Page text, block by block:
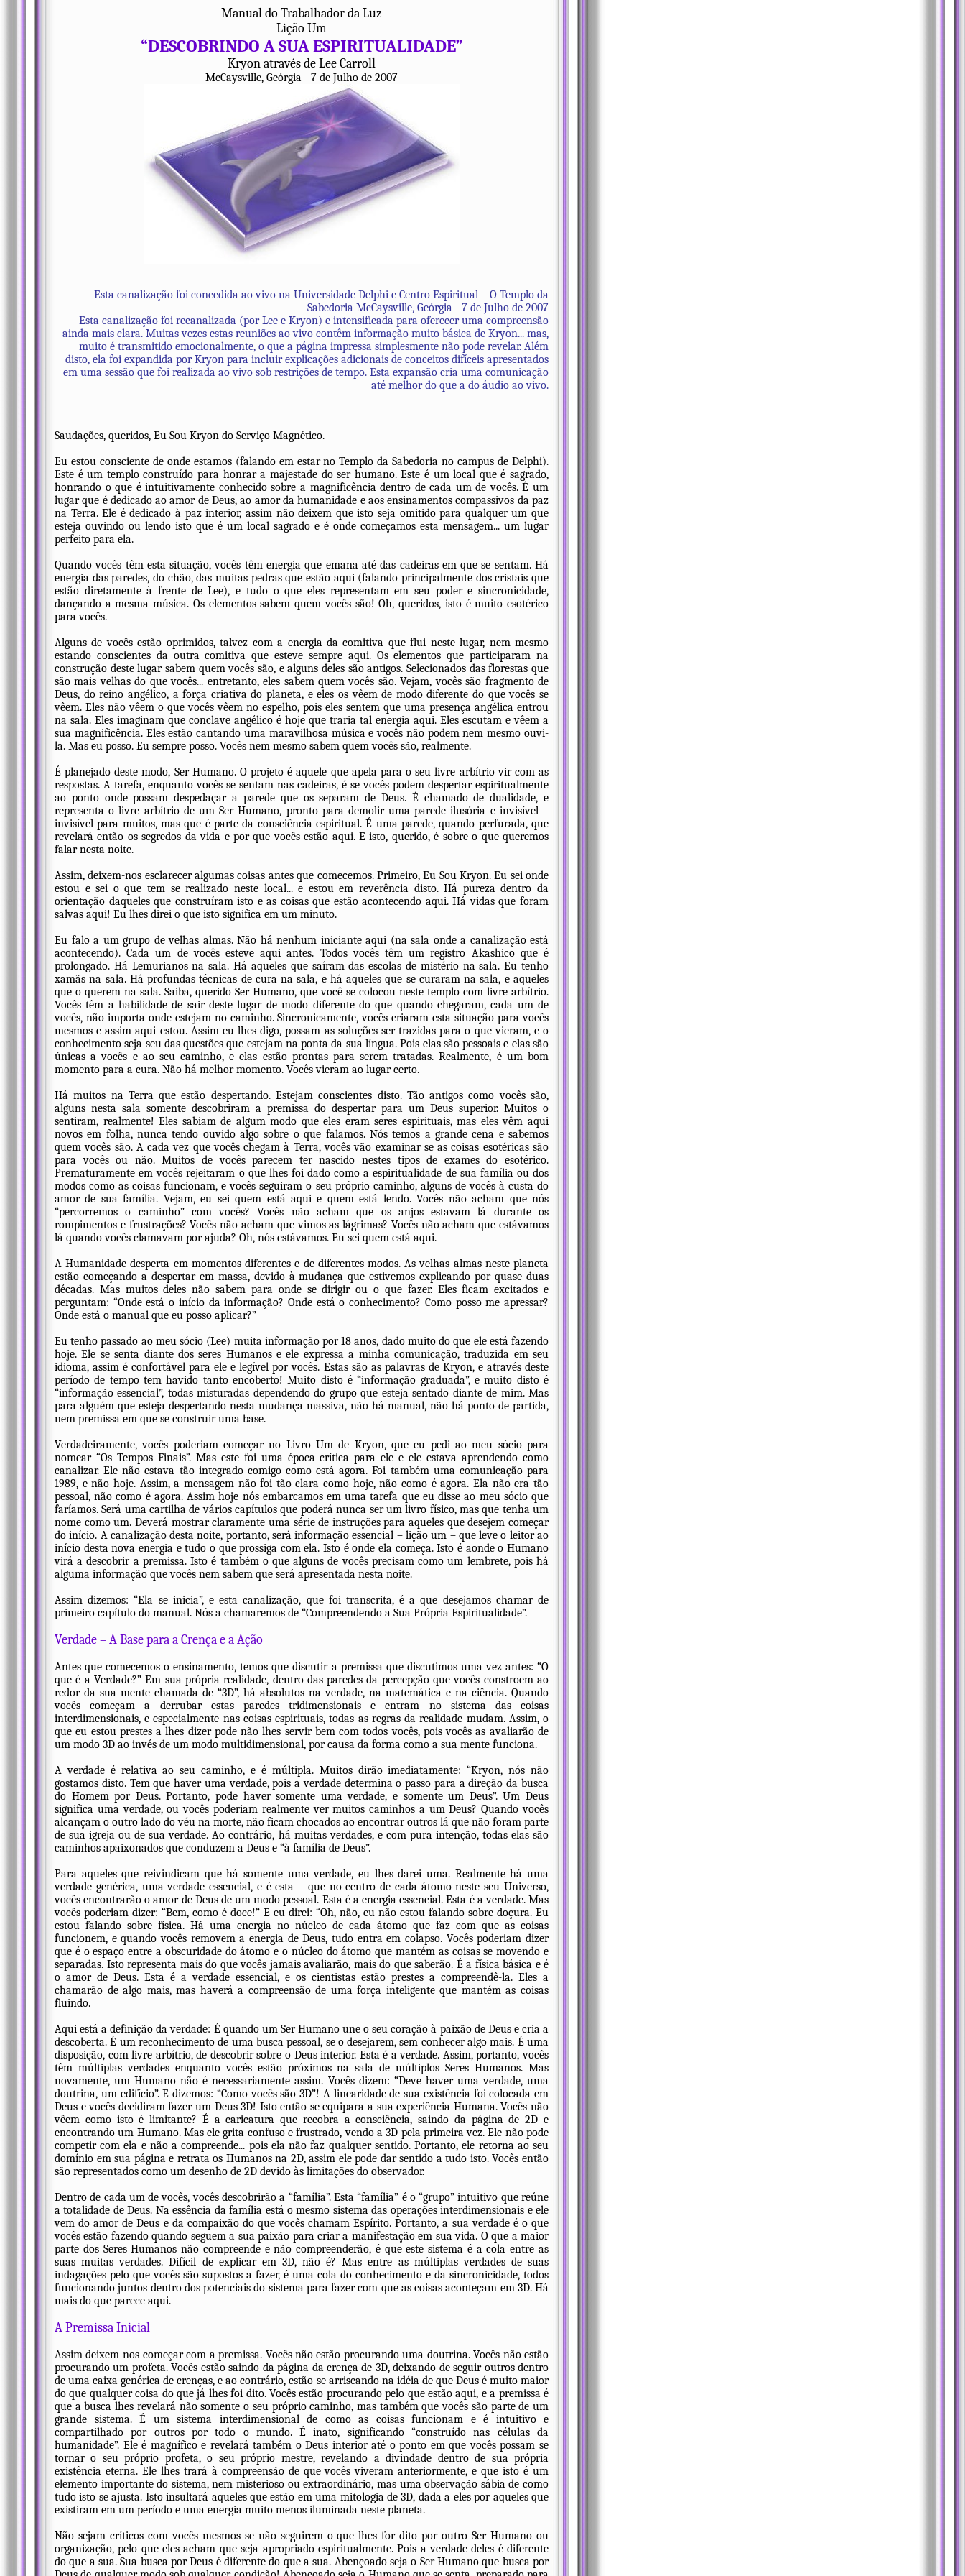
Manual do Trabalhador da Luz
Lição Um
“DESCOBRINDO A SUA ESPIRITUALIDADE”
Kryon através de Lee Carroll
McCaysville, Geórgia - 7 de Julho de 2007
Esta canalização foi concedida ao vivo na Universidade Delphi e Centro Espiritual – O Templo da
Sabedoria McCaysville, Geórgia - 7 de Julho de 2007
Esta canalização foi recanalizada (por Lee e Kryon) e intensificada para oferecer uma compreensão
ainda mais clara. Muitas vezes estas reuniões ao vivo contêm informação muito básica de Kryon... mas,
muito é transmitido emocionalmente, o que a página impressa simplesmente não pode revelar. Além
disto, ela foi expandida por Kryon para incluir explicações adicionais de conceitos difíceis apresentados
em uma sessão que foi realizada ao vivo sob restrições de tempo. Esta expansão cria uma comunicação
até melhor do que a do áudio ao vivo.
Saudações, queridos, Eu Sou Kryon do Serviço Magnético.
Eu estou consciente de onde estamos (falando em estar no Templo da Sabedoria no campus de Delphi).
Este é um templo construído para honrar a majestade do ser humano. Este é um local que é sagrado,
honrando o que é intuitivamente conhecido sobre a magnificência dentro de cada um de vocês. É um
lugar que é dedicado ao amor de Deus, ao amor da humanidade e aos ensinamentos compassivos da paz
na Terra. Ele é dedicado à paz interior, assim não deixem que isto seja omitido para qualquer um que
esteja ouvindo ou lendo isto que é um local sagrado e é onde começamos esta mensagem... um lugar
perfeito para ela.
Quando vocês têm esta situação, vocês têm energia que emana até das cadeiras em que se sentam. Há
energia das paredes, do chão, das muitas pedras que estão aqui (falando principalmente dos cristais que
estão diretamente à frente de Lee), e tudo o que eles representam em seu poder e sincronicidade,
dançando a mesma música. Os elementos sabem quem vocês são! Oh, queridos, isto é muito esotérico
para vocês.
Alguns de vocês estão oprimidos, talvez com a energia da comitiva que flui neste lugar, nem mesmo
estando conscientes da outra comitiva que esteve sempre aqui. Os elementos que participaram na
construção deste lugar sabem quem vocês são, e alguns deles são antigos. Selecionados das florestas que
são mais velhas do que vocês... entretanto, eles sabem quem vocês são. Vejam, vocês são fragmento de
Deus, do reino angélico, a força criativa do planeta, e eles os vêem de modo diferente do que vocês se
vêem. Eles não vêem o que vocês vêem no espelho, pois eles sentem que uma presença angélica entrou
na sala. Eles imaginam que conclave angélico é hoje que traria tal energia aqui. Eles escutam e vêem a
sua magnificência. Eles estão cantando uma maravilhosa música e vocês não podem nem mesmo ouvi-
la. Mas eu posso. Eu sempre posso. Vocês nem mesmo sabem quem vocês são, realmente.
É planejado deste modo, Ser Humano. O projeto é aquele que apela para o seu livre arbítrio vir com as
respostas. A tarefa, enquanto vocês se sentam nas cadeiras, é se vocês podem despertar espiritualmente
ao ponto onde possam despedaçar a parede que os separam de Deus. É chamado de dualidade, e
representa o livre arbítrio de um Ser Humano, pronto para demolir uma parede ilusória e invisível –
invisível para muitos, mas que é parte da consciência espiritual. É uma parede, quando perfurada, que
revelará então os segredos da vida e por que vocês estão aqui. E isto, querido, é sobre o que queremos
falar nesta noite.
Assim, deixem-nos esclarecer algumas coisas antes que comecemos. Primeiro, Eu Sou Kryon. Eu sei onde
estou e sei o que tem se realizado neste local... e estou em reverência disto. Há pureza dentro da
orientação daqueles que construíram isto e as coisas que estão acontecendo aqui. Há vidas que foram
salvas aqui! Eu lhes direi o que isto significa em um minuto.
Eu falo a um grupo de velhas almas. Não há nenhum iniciante aqui (na sala onde a canalização está
acontecendo). Cada um de vocês esteve aqui antes. Todos vocês têm um registro Akashico que é
prolongado. Há Lemurianos na sala. Há aqueles que saíram das escolas de mistério na sala. Eu tenho
xamãs na sala. Há profundas técnicas de cura na sala, e há aqueles que se curaram na sala, e aqueles
que o querem na sala. Saiba, querido Ser Humano, que você se colocou neste templo com livre arbítrio.
Vocês têm a habilidade de sair deste lugar de modo diferente do que quando chegaram, cada um de
vocês, não importa onde estejam no caminho. Sincronicamente, vocês criaram esta situação para vocês
mesmos e assim aqui estou. Assim eu lhes digo, possam as soluções ser trazidas para o que vieram, e o
conhecimento seja seu das questões que estejam na ponta da sua língua. Pois elas são pessoais e elas são
únicas a vocês e ao seu caminho, e elas estão prontas para serem tratadas. Realmente, é um bom
momento para a cura. Não há melhor momento. Vocês vieram ao lugar certo.
Há muitos na Terra que estão despertando. Estejam conscientes disto. Tão antigos como vocês são,
alguns nesta sala somente descobriram a premissa do despertar para um Deus superior. Muitos o
sentiram, realmente! Eles sabiam de algum modo que eles eram seres espirituais, mas eles vêm aqui
novos em folha, nunca tendo ouvido algo sobre o que falamos. Nós temos a grande cena e sabemos
quem vocês são. A cada vez que vocês chegam à Terra, vocês vão examinar se as coisas esotéricas são
para vocês ou não. Muitos de vocês parecem ter nascido nestes tipos de exames do esotérico.
Prematuramente em vocês rejeitaram o que lhes foi dado como a espiritualidade de sua família ou dos
modos como as coisas funcionam, e vocês seguiram o seu próprio caminho, alguns de vocês à custa do
amor de sua família. Vejam, eu sei quem está aqui e quem está lendo. Vocês não acham que nós
“percorremos o caminho” com vocês? Vocês não acham que os anjos estavam lá durante os
rompimentos e frustrações? Vocês não acham que vimos as lágrimas? Vocês não acham que estávamos
lá quando vocês clamavam por ajuda? Oh, nós estávamos. Eu sei quem está aqui.
A Humanidade desperta em momentos diferentes e de diferentes modos. As velhas almas neste planeta
estão começando a despertar em massa, devido à mudança que estivemos explicando por quase duas
décadas. Mas muitos deles não sabem para onde se dirigir ou o que fazer. Eles ficam excitados e
perguntam: “Onde está o início da informação? Onde está o conhecimento? Como posso me apressar?
Onde está o manual que eu posso aplicar?”
Eu tenho passado ao meu sócio (Lee) muita informação por 18 anos, dado muito do que ele está fazendo
hoje. Ele se senta diante dos seres Humanos e ele expressa a minha comunicação, traduzida em seu
idioma, assim é confortável para ele e legível por vocês. Estas são as palavras de Kryon, e através deste
período de tempo tem havido tanto encoberto! Muito disto é “informação graduada”, e muito disto é
“informação essencial”, todas misturadas dependendo do grupo que esteja sentado diante de mim. Mas
para alguém que esteja despertando nesta mudança massiva, não há manual, não há ponto de partida,
nem premissa em que se construir uma base.
Verdadeiramente, vocês poderiam começar no Livro Um de Kryon, que eu pedi ao meu sócio para
nomear “Os Tempos Finais”. Mas este foi uma época crítica para ele e ele estava aprendendo como
canalizar. Ele não estava tão integrado comigo como está agora. Foi também uma comunicação para
1989, e não hoje. Assim, a mensagem não foi tão clara como hoje, não como é agora. Ela não era tão
pessoal, não como é agora. Assim hoje nós embarcamos em uma tarefa que eu disse ao meu sócio que
faríamos. Será uma cartilha de vários capítulos que poderá nunca ser um livro físico, mas que tenha um
nome como um. Deverá mostrar claramente uma série de instruções para aqueles que desejem começar
do início. A canalização desta noite, portanto, será informação essencial – lição um – que leve o leitor ao
início desta nova energia e tudo o que prossiga com ela. Isto é onde ela começa. Isto é aonde o Humano
virá a descobrir a premissa. Isto é também o que alguns de vocês precisam como um lembrete, pois há
alguma informação que vocês nem sabem que será apresentada nesta noite.
Assim dizemos: “Ela se inicia”, e esta canalização, que foi transcrita, é a que desejamos chamar de
primeiro capítulo do manual. Nós a chamaremos de “Compreendendo a Sua Própria Espiritualidade”.
Verdade – A Base para a Crença e a Ação
Antes que comecemos o ensinamento, temos que discutir a premissa que discutimos uma vez antes: “O
que é a Verdade?” Em sua própria realidade, dentro das paredes da percepção que vocês constroem ao
redor da sua mente chamada de “3D”, há absolutos na verdade, na matemática e na ciência. Quando
vocês começam a derrubar estas paredes tridimensionais e entram no sistema das coisas
interdimensionais, e especialmente nas coisas espirituais, todas as regras da realidade mudam. Assim, o
que eu estou prestes a lhes dizer pode não lhes servir bem com todos vocês, pois vocês as avaliarão de
um modo 3D ao invés de um modo multidimensional, por causa da forma como a sua mente funciona.
A verdade é relativa ao seu caminho, e é múltipla. Muitos dirão imediatamente: “Kryon, nós não
gostamos disto. Tem que haver uma verdade, pois a verdade determina o passo para a direção da busca
do Homem por Deus. Portanto, pode haver somente uma verdade, e somente um Deus”. Um Deus
significa uma verdade, ou vocês poderiam realmente ver muitos caminhos a um Deus? Quando vocês
alcançam o outro lado do véu na morte, não ficam chocados ao encontrar outros lá que não foram parte
de sua igreja ou de sua verdade. Ao contrário, há muitas verdades, e com pura intenção, todas elas são
caminhos apaixonados que conduzem a Deus e “à família de Deus”.
Para aqueles que reivindicam que há somente uma verdade, eu lhes darei uma. Realmente há uma
verdade genérica, uma verdade essencial, e é esta – que no centro de cada átomo neste seu Universo,
vocês encontrarão o amor de Deus de um modo pessoal. Esta é a energia essencial. Esta é a verdade. Mas
vocês poderiam dizer: “Bem, como é doce!” E eu direi: “Oh, não, eu não estou falando sobre doçura. Eu
estou falando sobre física. Há uma energia no núcleo de cada átomo que faz com que as coisas
funcionem, e quando vocês removem a energia de Deus, tudo entra em colapso. Vocês poderiam dizer
que é o espaço entre a obscuridade do átomo e o núcleo do átomo que mantém as coisas se movendo e
separadas. Isto representa mais do que vocês jamais avaliarão, mais do que saberão. É a física básica e é
o amor de Deus. Esta é a verdade essencial, e os cientistas estão prestes a compreendê-la. Eles a
chamarão de algo mais, mas haverá a compreensão de uma força inteligente que mantém as coisas
fluindo.
Aqui está a definição da verdade: É quando um Ser Humano une o seu coração à paixão de Deus e cria a
descoberta. É um reconhecimento de uma busca pessoal, se o desejarem, sem conhecer algo mais. É uma
disposição, com livre arbítrio, de descobrir sobre o Deus interior. Esta é a verdade. Assim, portanto, vocês
têm múltiplas verdades enquanto vocês estão próximos na sala de múltiplos Seres Humanos. Mas
novamente, um Humano não é necessariamente assim. Vocês dizem: “Deve haver uma verdade, uma
doutrina, um edifício”. E dizemos: “Como vocês são 3D”! A linearidade de sua existência foi colocada em
Deus e vocês decidiram fazer um Deus 3D! Isto então se equipara a sua experiência Humana. Vocês não
vêem como isto é limitante? É a caricatura que recobra a consciência, saindo da página de 2D e
encontrando um Humano. Mas ele grita confuso e frustrado, vendo a 3D pela primeira vez. Ele não pode
competir com ela e não a compreende... pois ela não faz qualquer sentido. Portanto, ele retorna ao seu
domínio em sua página e retrata os Humanos na 2D, assim ele pode dar sentido a tudo isto. Vocês então
são representados como um desenho de 2D devido às limitações do observador.
Dentro de cada um de vocês, vocês descobrirão a “família”. Esta “família” é o “grupo” intuitivo que reúne
a totalidade de Deus. Na essência da família está o mesmo sistema das operações interdimensionais e ele
vem do amor de Deus e da compaixão do que vocês chamam Espírito. Portanto, a sua verdade é o que
vocês estão fazendo quando seguem a sua paixão para criar a manifestação em sua vida. O que a maior
parte dos Seres Humanos não compreende e não compreenderão, é que este sistema é a cola entre as
suas muitas verdades. Difícil de explicar em 3D, não é? Mas entre as múltiplas verdades de suas
indagações pelo que vocês são supostos a fazer, é uma cola do conhecimento e da sincronicidade, todos
funcionando juntos dentro dos potenciais do sistema para fazer com que as coisas aconteçam em 3D. Há
mais do que parece aqui.
A Premissa Inicial
Assim deixem-nos começar com a premissa. Vocês não estão procurando uma doutrina. Vocês não estão
procurando um profeta. Vocês estão saindo da página da crença de 3D, deixando de seguir outros dentro
de uma caixa genérica de crenças, e ao contrário, estão se arriscando na idéia de que Deus é muito maior
do que qualquer coisa do que já lhes foi dito. Vocês estão procurando pelo que estão aqui, e a premissa é
que a busca lhes revelará não somente o seu próprio caminho, mas também que vocês são parte de um
grande sistema. É um sistema interdimensional de como as coisas funcionam e é intuitivo e
compartilhado por outros por todo o mundo. É inato, significando “construído nas células da
humanidade”. Ele é magnífico e revelará também o Deus interior até o ponto em que vocês possam se
tornar o seu próprio profeta, o seu próprio mestre, revelando a divindade dentro de sua própria
existência eterna. Ele lhes trará à compreensão de que vocês viveram anteriormente, e que isto é um
elemento importante do sistema, nem misterioso ou extraordinário, mas uma observação sábia de como
tudo isto se ajusta. Isto insultará aqueles que estão em uma mitologia de 3D, dada a eles por aqueles que
existiram em um período e uma energia muito menos iluminada neste planeta.
Não sejam críticos com vocês mesmos se não seguirem o que lhes for dito por outro Ser Humano ou
organização, pelo que eles acham que seja apropriado espiritualmente. Pois a verdade deles é diferente
do que a sua. Sua busca por Deus é diferente do que a sua. Abençoado seja o Ser Humano que busca por